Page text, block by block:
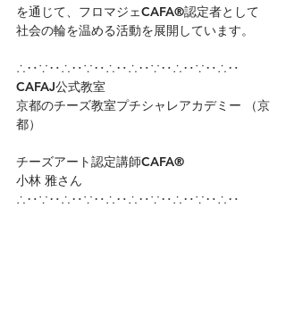
を通じて、フロマジェCAFA®認定者として
社会の輪を温める活動を展開しています。
∴‥∵‥∴‥∵‥∴‥∴‥∵‥∴‥∵‥∴‥
CAFAJ公式教室
京都のチーズ教室プチシャレアカデミー （京
都）
チーズアート認定講師CAFA®
小林 雅さん
∴‥∵‥∴‥∵‥∴‥∴‥∵‥∴‥∵‥∴‥